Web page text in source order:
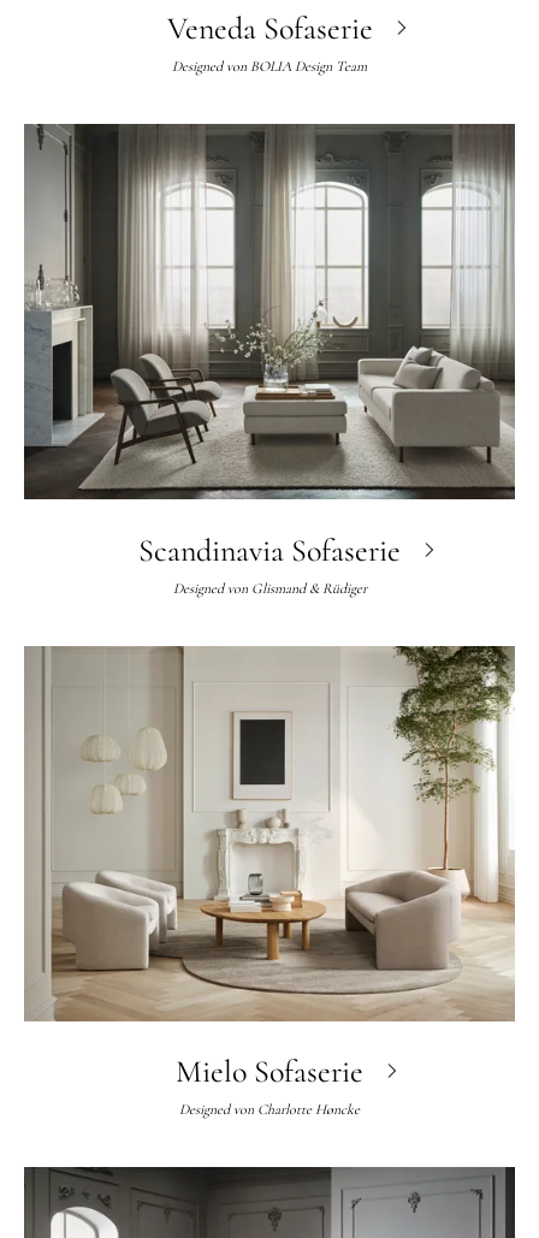
Veneda Sofaserie
Designed von BOLIA Design Team
Scandinavia Sofaserie
Designed von Glismand & Rüdiger
Mielo Sofaserie
Designed von Charlotte Høncke